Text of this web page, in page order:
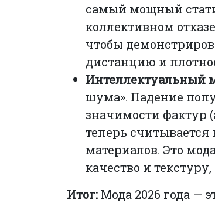
самый мощный
коллективном
чтобы
дистанцию и
Интеллектуальный
шума». Падение
значимости фактур
теперь считывается
материалов. Это
качество и
Итог: Мода 2026 года —